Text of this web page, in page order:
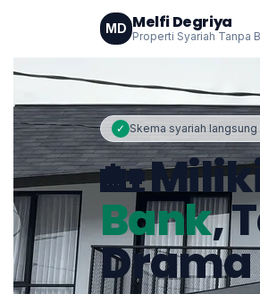
MD Melfi Degriya
Properti Syariah Tanpa
✓ Skema syariah
🏡
Bank,
Drama